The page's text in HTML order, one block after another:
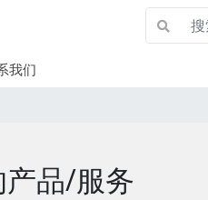
我们
品/服务